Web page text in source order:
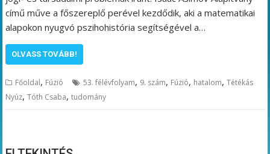
című műve a főszereplő perével kezdődik, aki a matematikai
alapokon nyugvó pszihohistória segítségével a…
OLVASS TOVÁBB!
Főoldal, Fúzió 53. félévfolyam, 9. szám, Fúzió, hatalom,Tétékás
Nyúz,Tóth Csaba,tudomány